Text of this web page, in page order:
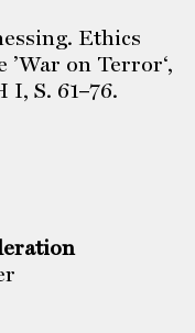
Ethics
on Terror‘,
S. 61–76.